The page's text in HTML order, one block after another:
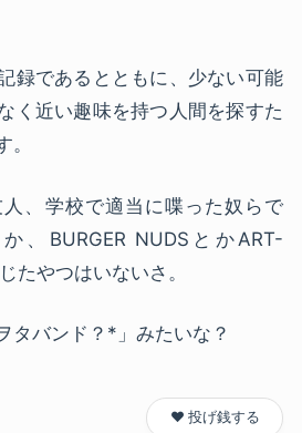
録であるとともに、少ない可能
く近い趣味を持つ人間を探すた
、学校で適当に喋った奴らで
、BURGER NUDSとかART-
たやつはいないさ。
タバンド？ * 」みたいな？
❤️ 投げ銭する